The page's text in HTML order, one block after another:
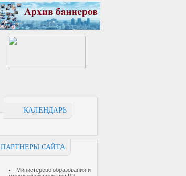
КАЛЕНДАРЬ
ПАРТНЕРЫ САЙТА
Министерсво образования и